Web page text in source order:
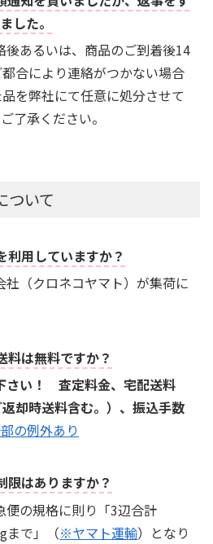
した。
後あるいは、商品のご到着後14
合により連絡がつかない場合
を弊社にて任意に処分させて
了承ください。
ついて
利用していますか？
社（クロネコヤマト）が集荷に
は無料ですか？
さい！ 査定料金、宅配送料
返却時送料含む。）、振込手数
の例外あり
はありますか？
便の規格に則り「3辺合計
まで」（※ヤマト運輸）となり